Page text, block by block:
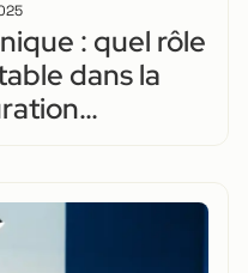
: quel rôle
dans la